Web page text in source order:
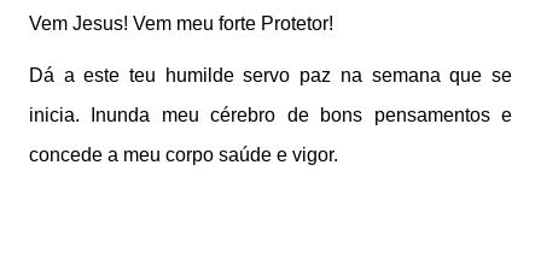
Vem Jesus! Vem meu forte Protetor!
Dá a este teu humilde servo paz na semana que se
inicia. Inunda meu cérebro de bons pensamentos e
concede a meu corpo saúde e vigor.